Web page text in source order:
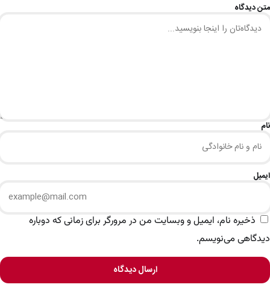
متن دیدگاه
نام
ایمیل
ذخیره نام، ایمیل و وبسایت من در مرورگر برای زمانی که دوباره
دیدگاهی می‌نویسم.
ارسال دیدگاه